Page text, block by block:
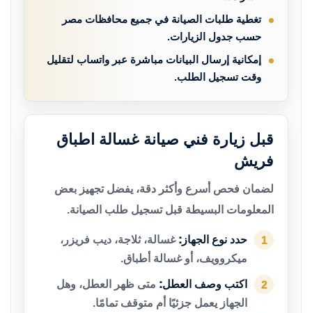
تغطية طلبات الصيانة في جميع محافظات مصر
حسب جدول الزيارات.
إمكانية إرسال البيانات مباشرة عبر واتساب لتقليل
وقت تسجيل الطلب.
قبل زيارة فني صيانة غسالة اطباق
فريش
لضمان فحص أسرع وأكثر دقة، يفضل تجهيز بعض
المعلومات البسيطة قبل تسجيل طلب الصيانة.
1 حدد نوع الجهاز: غسالة، ثلاجة، ديب فريزر،
ميكروويف، أو غسالة أطباق.
2 اكتب وصف العطل: متى ظهر العطل، وهل
الجهاز يعمل جزئيًا أم متوقف تمامًا.